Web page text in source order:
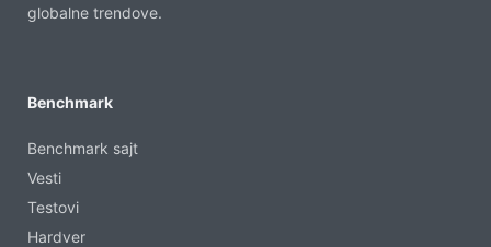
globalne trendove.
Benchmark
Benchmark sajt
Vesti
Testovi
Hardver